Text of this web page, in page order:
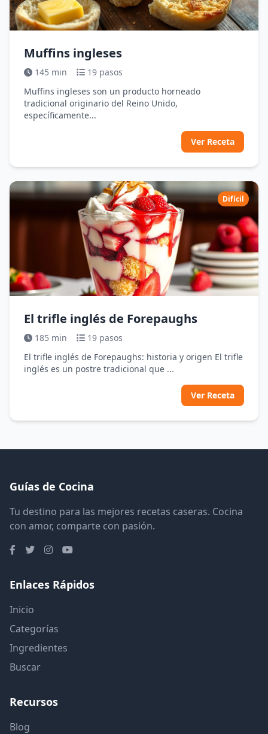
Muffins ingleses
145 min
19 pasos
Muffins ingleses son un producto horneado
tradicional originario del Reino Unido,
específicamente...
Ver Receta
Difícil
El trifle inglés de Forepaughs
185 min
19 pasos
El trifle inglés de Forepaughs: historia y origen El trifle
inglés es un postre tradicional que ...
Ver Receta
Guías de Cocina
Tu destino para las mejores recetas caseras. Cocina
con amor, comparte con pasión.
Enlaces Rápidos
Inicio
Categorías
Ingredientes
Buscar
Recursos
Blog